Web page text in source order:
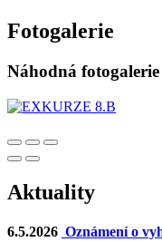
Fotogalerie
Náhodná fotogalerie
Aktuality
6.5.2026 Oznámení o